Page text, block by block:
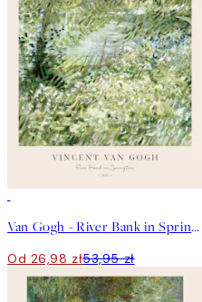
Van Gogh - River Bank in Springtime Plakat
Od 26,98 zł53,95 zł